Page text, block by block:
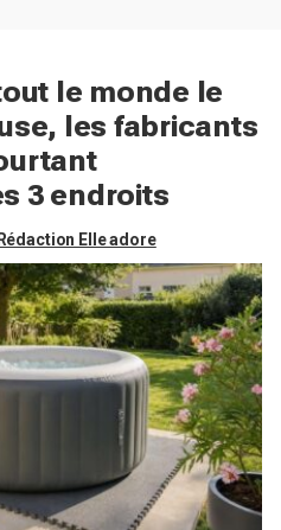
le monde le
les fabricants
3 endroits
Rédaction Elle adore